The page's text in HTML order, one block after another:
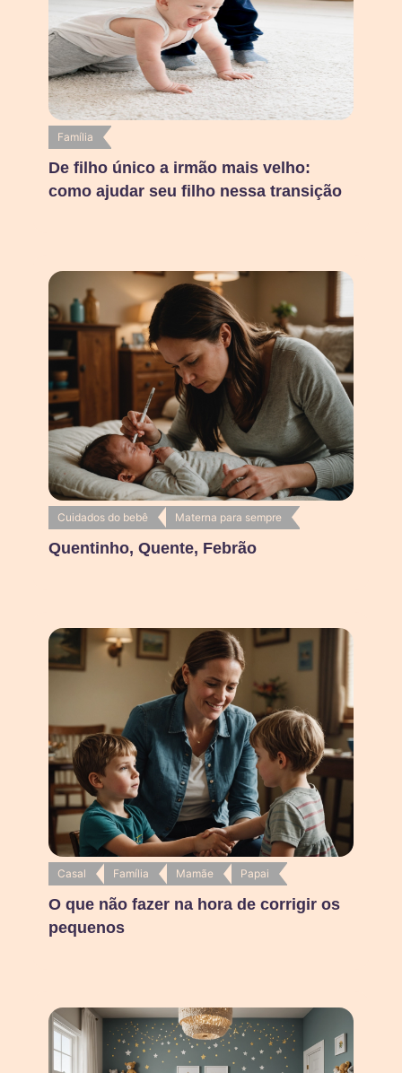
Família
De filho único a irmão mais velho:
como ajudar seu filho nessa transição
Cuidados do bebê Materna para sempre
Quentinho, Quente, Febrão
Casal Família Mamãe Papai
O que não fazer na hora de corrigir os
pequenos